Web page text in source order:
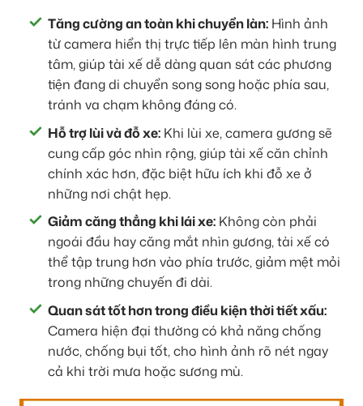
Tăng cường an toàn khi chuyển làn: Hình ảnh
từ camera hiển thị trực tiếp lên màn hình trung
tâm, giúp tài xế dễ dàng quan sát các phương
tiện đang di chuyển song song hoặc phía sau,
tránh va chạm không đáng có.
Hỗ trợ lùi và đỗ xe: Khi lùi xe, camera gương sẽ
cung cấp góc nhìn rộng, giúp tài xế căn chỉnh
chính xác hơn, đặc biệt hữu ích khi đỗ xe ở
những nơi chật hẹp.
Giảm căng thẳng khi lái xe: Không còn phải
ngoái đầu hay căng mắt nhìn gương, tài xế có
thể tập trung hơn vào phía trước, giảm mệt mỏi
trong những chuyến đi dài.
Quan sát tốt hơn trong điều kiện thời tiết xấu:
Camera hiện đại thường có khả năng chống
nước, chống bụi tốt, cho hình ảnh rõ nét ngay
cả khi trời mưa hoặc sương mù.